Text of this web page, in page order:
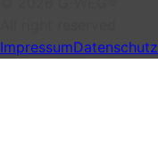
ImpressumDatenschutz